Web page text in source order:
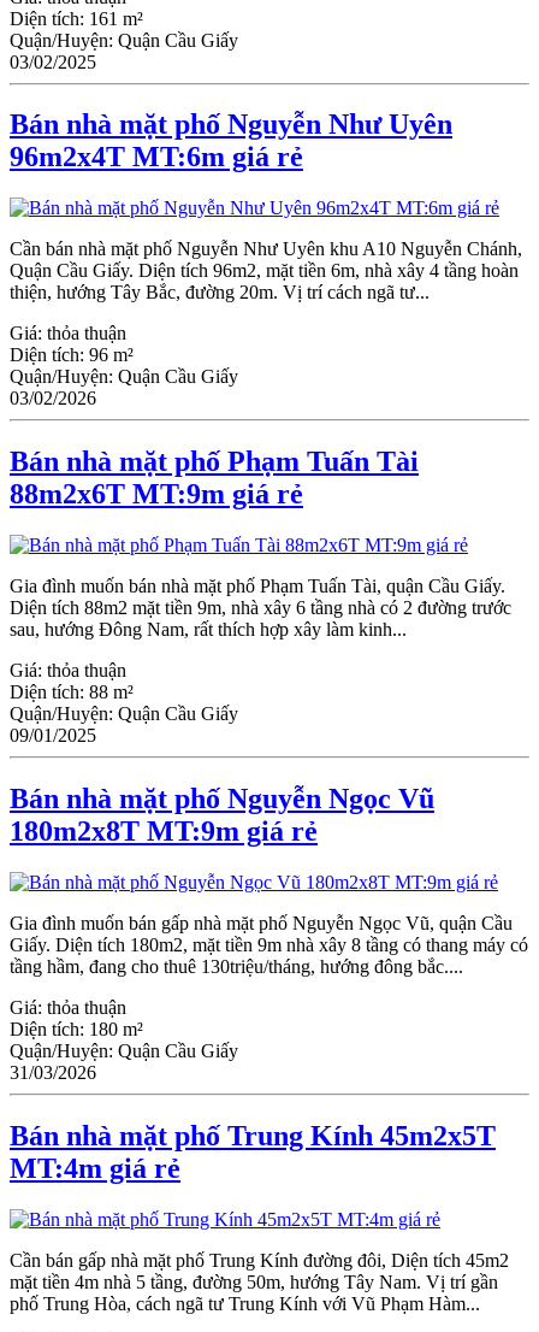
Diện tích: 161 m²
Quận/Huyện: Quận Cầu Giấy
03/02/2025
Bán nhà mặt phố Nguyễn Như Uyên
96m2x4T MT:6m giá rẻ
Cần bán nhà mặt phố Nguyễn Như Uyên khu A10 Nguyễn Chánh,
Quận Cầu Giấy. Diện tích 96m2, mặt tiền 6m, nhà xây 4 tầng hoàn
thiện, hướng Tây Bắc, đường 20m. Vị trí cách ngã tư...
Giá: thỏa thuận
Diện tích: 96 m²
Quận/Huyện: Quận Cầu Giấy
03/02/2026
Bán nhà mặt phố Phạm Tuấn Tài
88m2x6T MT:9m giá rẻ
Gia đình muốn bán nhà mặt phố Phạm Tuấn Tài, quận Cầu Giấy.
Diện tích 88m2 mặt tiền 9m, nhà xây 6 tầng nhà có 2 đường trước
sau, hướng Đông Nam, rất thích hợp xây làm kinh...
Giá: thỏa thuận
Diện tích: 88 m²
Quận/Huyện: Quận Cầu Giấy
09/01/2025
Bán nhà mặt phố Nguyễn Ngọc Vũ
180m2x8T MT:9m giá rẻ
Gia đình muốn bán gấp nhà mặt phố Nguyễn Ngọc Vũ, quận Cầu
Giấy. Diện tích 180m2, mặt tiền 9m nhà xây 8 tầng có thang máy có
tầng hầm, đang cho thuê 130triệu/tháng, hướng đông bắc....
Giá: thỏa thuận
Diện tích: 180 m²
Quận/Huyện: Quận Cầu Giấy
31/03/2026
Bán nhà mặt phố Trung Kính 45m2x5T
MT:4m giá rẻ
Cần bán gấp nhà mặt phố Trung Kính đường đôi, Diện tích 45m2
mặt tiền 4m nhà 5 tầng, đường 50m, hướng Tây Nam. Vị trí gần
phố Trung Hòa, cách ngã tư Trung Kính với Vũ Phạm Hàm...